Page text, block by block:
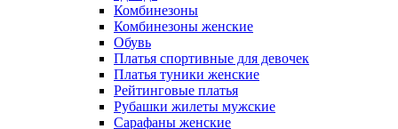
Комбинезоны
Комбинезоны женские
Обувь
Платья спортивные для девочек
Платья туники женские
Рейтинговые платья
Рубашки жилеты мужские
Сарафаны женские